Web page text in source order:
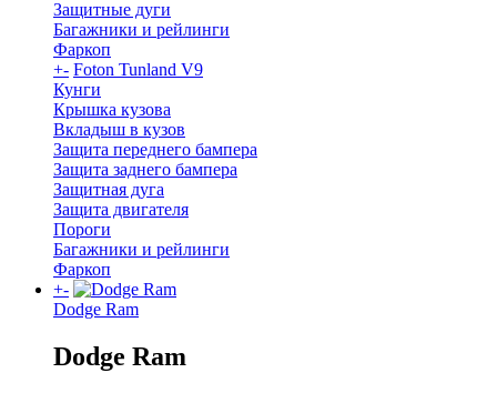
Защитные дуги
Багажники и рейлинги
Фаркоп
+- Foton Tunland V9
Кунги
Крышка кузова
Вкладыш в кузов
Защита переднего бампера
Защита заднего бампера
Защитная дуга
Защита двигателя
Пороги
Багажники и рейлинги
Фаркоп
+-
Dodge Ram
Dodge Ram